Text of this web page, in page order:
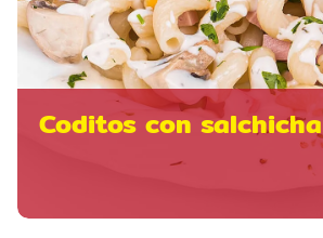
Coditos con salchicha